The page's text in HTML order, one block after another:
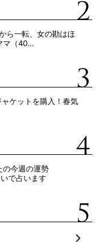
ら一転、女の勘はほ
マ（40…
ケットを購入！春気
の今週の運勢
で占います